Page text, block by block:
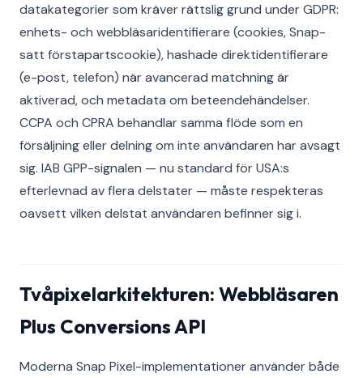
datakategorier som kräver rättslig grund under GDPR:
enhets- och webbläsaridentifierare (cookies, Snap-
satt förstapartscookie), hashade direktidentifierare
(e-post, telefon) när avancerad matchning är
aktiverad, och metadata om beteendehändelser.
CCPA och CPRA behandlar samma flöde som en
försäljning eller delning om inte användaren har avsagt
sig. IAB GPP-signalen — nu standard för USA:s
efterlevnad av flera delstater — måste respekteras
oavsett vilken delstat användaren befinner sig i.
Tvåpixelarkitekturen: Webbläsaren
Plus Conversions API
Moderna Snap Pixel-implementationer använder både